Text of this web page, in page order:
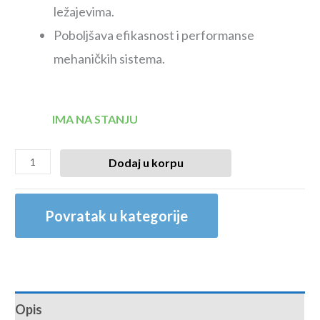
ležajevima.
Poboljšava efikasnost i performanse
mehaničkih sistema.
IMA NA STANJU
Dodaj u korpu
Povratak u kategorije
Opis